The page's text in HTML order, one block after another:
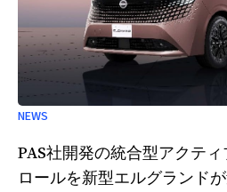
NEWS
PAS社開発の統合型アクテ
ロールを新型エルグランド